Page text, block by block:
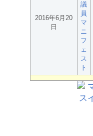
2016年6月20
日
議
員
マ
ニ
フ
ェ
ス
ト